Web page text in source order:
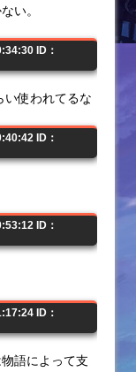
い。
ID：
い使われてるな
ID：
ID：
ID：
語によって支